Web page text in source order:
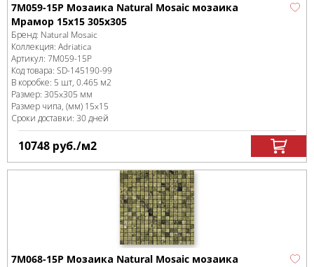
7M059-15P Мозаика Natural Mosaic мозаика
Мрамор 15x15 305х305
Бренд: Natural Mosaic
Коллекция: Adriatica
Артикул: 7M059-15P
Код товара: SD-145190-99
В коробке: 5 шт, 0.465 м2
Размер: 305x305 мм
Размер чипа, (мм) 15x15
Сроки доставки: 30 дней
10748 руб./м2
7M068-15P Мозаика Natural Mosaic мозаика